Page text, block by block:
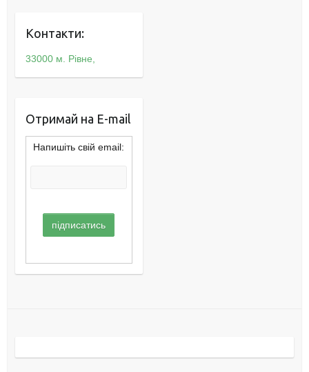
Контакти:
33000 м. Рівне,
Отримай на E-mail
Напишіть свій email: